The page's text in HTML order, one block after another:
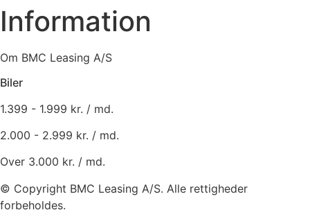
Information
Om BMC Leasing A/S
Biler
1.399 - 1.999 kr. / md.
2.000 - 2.999 kr. / md.
Over 3.000 kr. / md.
© Copyright BMC Leasing A/S. Alle rettigheder
forbeholdes.